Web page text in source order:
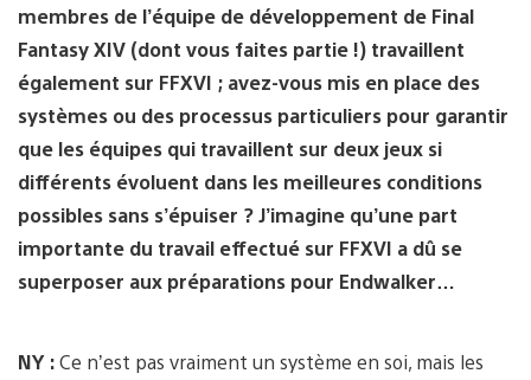
membres de l’équipe de développement de Final
Fantasy XIV (dont vous faites partie !) travaillent
également sur FFXVI ; avez-vous mis en place des
systèmes ou des processus particuliers pour garantir
que les équipes qui travaillent sur deux jeux si
différents évoluent dans les meilleures conditions
possibles sans s’épuiser ? J’imagine qu’une part
importante du travail effectué sur FFXVI a dû se
superposer aux préparations pour Endwalker…
NY :Ce n’est pas vraiment un système en soi, mais les